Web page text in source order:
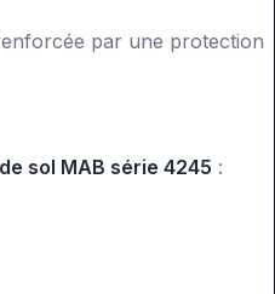
par une protection
sol MAB série 4245 :